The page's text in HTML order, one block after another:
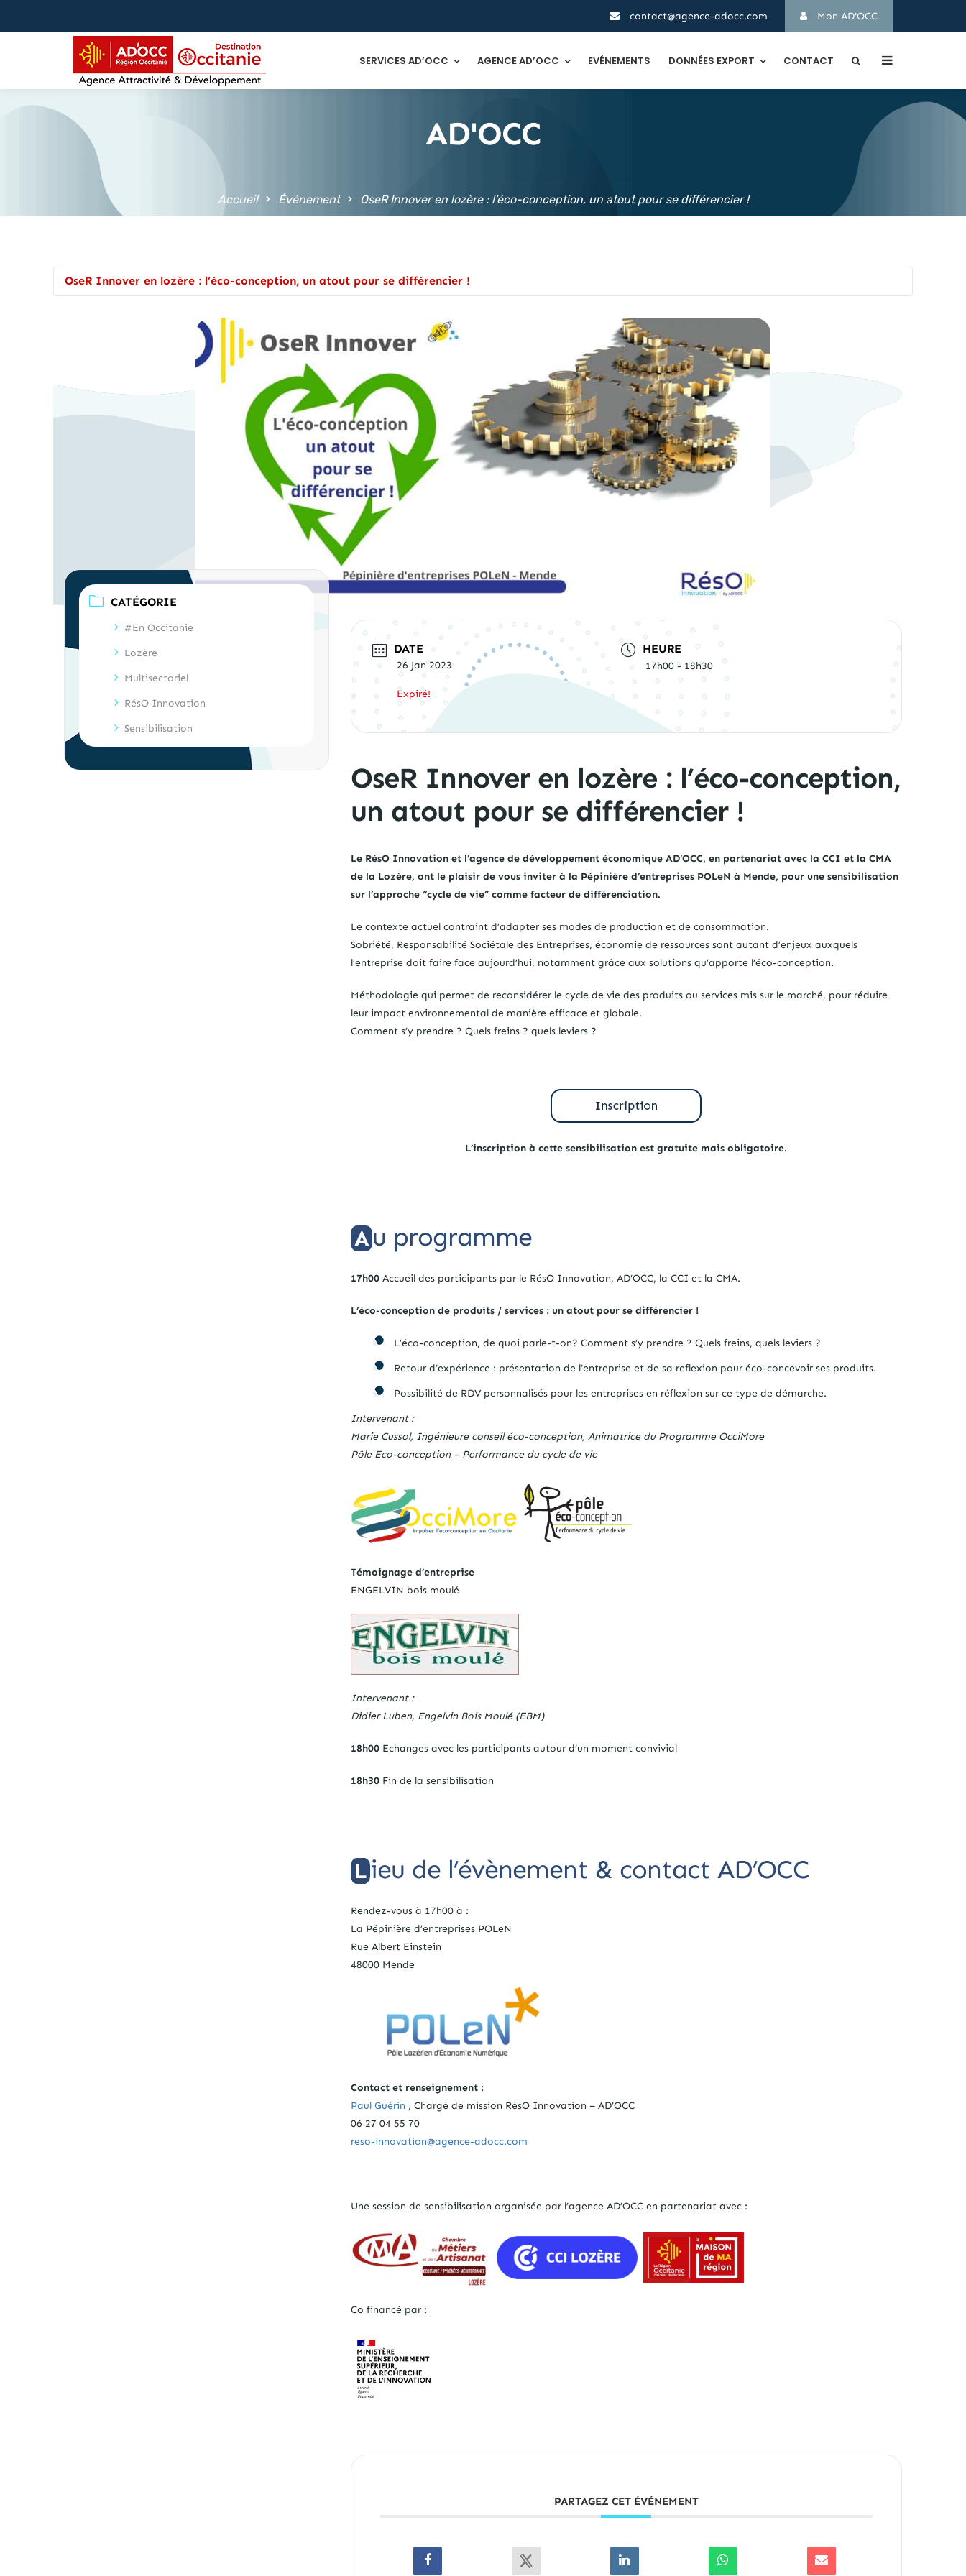
contact@agence-adocc.com Mon AD'OCC
SERVICES AD’OCC AGENCE AD’OCC EVÉNEMENTS DONNÉES EXPORT CONTACT
AD'OCC
Accueil Événement OseR Innover en lozère : l’éco-conception, un atout pour se différencier !
OseR Innover en lozère : l’éco-conception, un atout pour se différencier !
CATÉGORIE
#En Occitanie
Lozère
Multisectoriel
RésO Innovation
Sensibilisation
DATE
26 Jan 2023
Expiré!
HEURE
17h00 - 18h30
OseR Innover en lozère : l’éco-conception,
un atout pour se différencier !
Le RésO Innovation et l’agence de développement économique AD’OCC, en partenariat avec la CCI et la CMA
de la Lozère, ont le plaisir de vous inviter à la Pépinière d’entreprises POLeN à Mende, pour une sensibilisation
sur l’approche “cycle de vie” comme facteur de différenciation.
Le contexte actuel contraint d’adapter ses modes de production et de consommation.
Sobriété, Responsabilité Sociétale des Entreprises, économie de ressources sont autant d’enjeux auxquels
l’entreprise doit faire face aujourd’hui, notamment grâce aux solutions qu’apporte l’éco-conception.
Méthodologie qui permet de reconsidérer le cycle de vie des produits ou services mis sur le marché, pour réduire
leur impact environnemental de manière efficace et globale.
Comment s’y prendre ? Quels freins ? quels leviers ?
L’inscription à cette sensibilisation est gratuite mais obligatoire.
Au programme
17h00Accueil des participants par le RésO Innovation, AD’OCC, la CCI et la CMA.
L’éco-conception de produits / services : un atout pour se différencier !
L’éco-conception, de quoi parle-t-on? Comment s’y prendre ? Quels freins, quels leviers ?
Retour d’expérience : présentation de l’entreprise et de sa reflexion pour éco-concevoir ses produits.
Possibilité de RDV personnalisés pour les entreprises en réflexion sur ce type de démarche.
Intervenant :
Marie Cussol, Ingénieure conseil éco-conception, Animatrice du Programme OcciMore
Pôle Eco-conception – Performance du cycle de vie
Témoignage d’entreprise
ENGELVIN bois moulé
Intervenant :
Didier Luben, Engelvin Bois Moulé (EBM)
18h00 Echanges avec les participants autour d’un moment convivial
18h30Fin de la sensibilisation
Lieu de l’évènement & contact AD’OCC
Rendez-vous à 17h00 à :
La Pépinière d’entreprises POLeN
Rue Albert Einstein
48000 Mende
Contact et renseignement :
Paul Guérin , Chargé de mission RésO Innovation – AD’OCC
06 27 04 55 70
reso-innovation@agence-adocc.com
Une session de sensibilisation organisée par l’agence AD’OCC en partenariat avec :
Co financé par :
PARTAGEZ CET ÉVÉNEMENT